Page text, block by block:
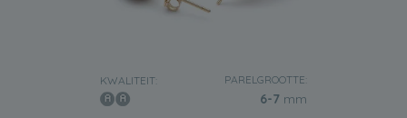
KWALITEIT: PARELGROOTTE:
6-7 mm